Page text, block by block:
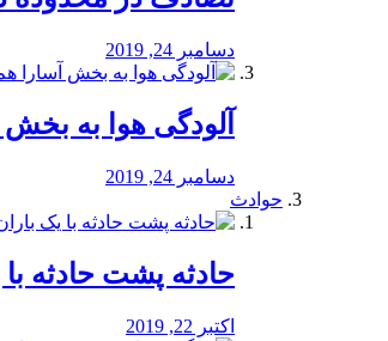
دسامبر 24, 2019
آلودگی هوا به
دسامبر 24, 2019
حوادث
️حادثه پشت حادثه
اکتبر 22, 2019